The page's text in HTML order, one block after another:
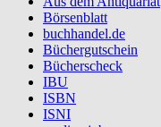
Börsenblatt
buchhandel.de
Büchergutschein
Bücherscheck
IBU
ISBN
ISNI